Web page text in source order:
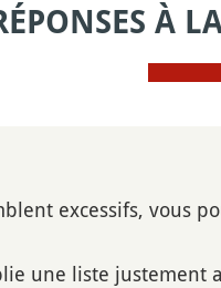
À
excessifs, vous
une liste justement